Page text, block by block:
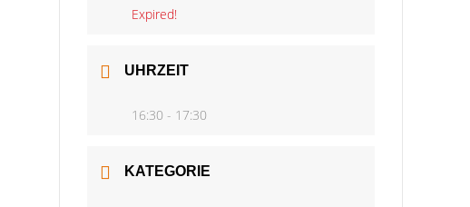
Expired!
UHRZEIT
16:30 - 17:30
KATEGORIE